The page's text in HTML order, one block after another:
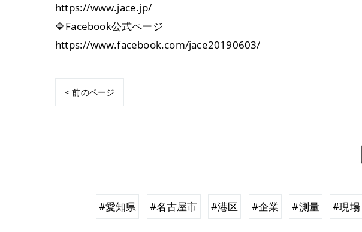
https://www.jace.jp/
🔷Facebook公式ページ
https://www.facebook.com/jace20190603/
< 前のページ
#愛知県 #名古屋市 #港区 #企業 #測量 #現場